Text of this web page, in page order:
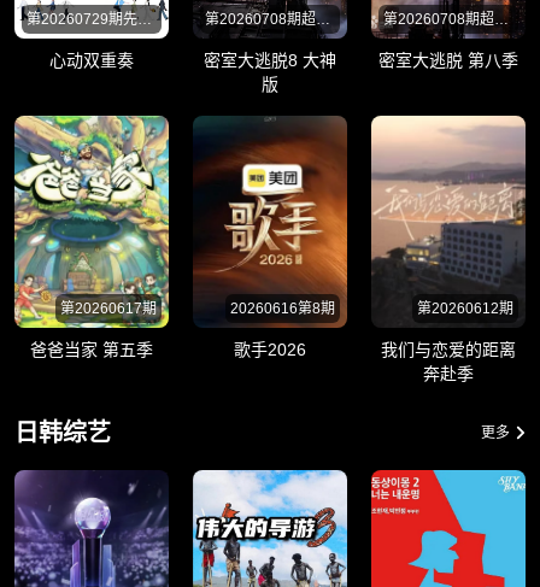
第20260729期先导片
心动双重奏
第20260708期超前聚会下
密室大逃脱8 大神
版
第20260708期超前聚会下
密室大逃脱 第八季
第20260617期
爸爸当家 第五季
20260616第8期
歌手2026
第20260612期
​我们与恋爱的距离
奔赴季​
日韩综艺 更多